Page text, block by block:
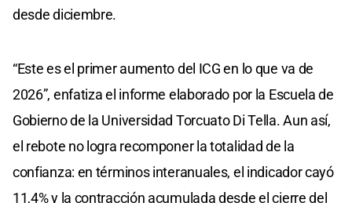
desde diciembre.
“Este es el primer aumento del ICG en lo que va de
2026”, enfatiza el informe elaborado por la Escuela de
Gobierno de la Universidad Torcuato Di Tella. Aun así,
el rebote no logra recomponer la totalidad de la
confianza: en términos interanuales, el indicador cayó
11,4% y la contracción acumulada desde el cierre del